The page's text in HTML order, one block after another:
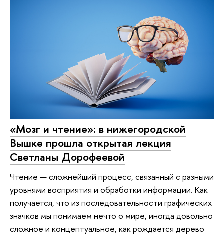
«Мозг и чтение»: в нижегородской
Вышке прошла открытая лекция
Светланы Дорофеевой
Чтение — сложнейший процесс, связанный с разными
уровнями восприятия и обработки информации. Как
получается, что из последовательности графических
значков мы понимаем нечто о мире, иногда довольно
сложное и концептуальное, как рождается дерево